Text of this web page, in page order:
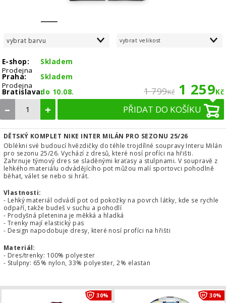
vybrat barvu vybrat velikost
E-shop:
Skladem
Prodejna
Praha:
Skladem
Prodejna
Bratislava:do 10.08. 1 799Kč 1 259Kč
– + PŘIDAT DO KOŠÍKU
DĚTSKÝ KOMPLET NIKE INTER MILÁN PRO SEZONU 25/26
Oblékni své budoucí hvězdičky do téhle trojdílné soupravy Interu Milán
pro sezonu 25/26. Vychází z dresů, které nosí profíci na hřišti.
Zahrnuje týmový dres se sladěnými kraťasy a stulpnami. V soupravě z
lehkého materiálu odvádějícího pot můžou malí sportovci pohodlně
běhat, válet se nebo si hrát.
Vlastnosti:
- Lehký materiál odvádí pot od pokožky na povrch látky, kde se rychle
odpaří, takže budeš v suchu a pohodlí
- Prodyšná pletenina je měkká a hladká
- Trenky mají elastický pas
- Design napodobuje dresy, které nosí profíci na hřišti
Materiál:
- Dres/trenky: 100% polyester
- Stulpny: 65% nylon, 33% polyester, 2% elastan
30% Dětský domácí dres Puma Česko 26
30%